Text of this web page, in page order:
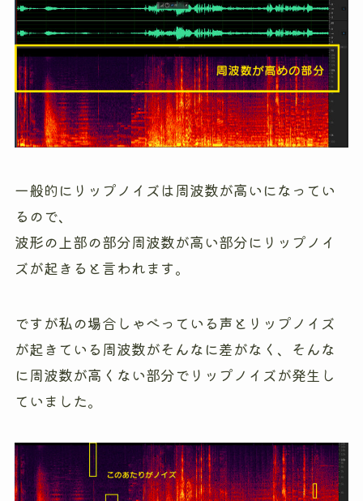
一般的にリップノイズは周波数が高いになってい
るので、
波形の上部の部分周波数が高い部分にリップノイ
ズが起きると言われます。
ですが私の場合しゃべっている声とリップノイズ
が起きている周波数がそんなに差がなく、そんな
に周波数が高くない部分でリップノイズが発生し
ていました。